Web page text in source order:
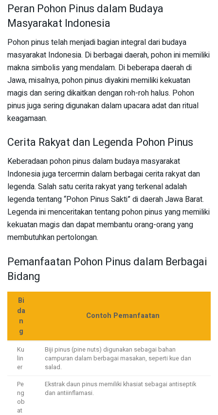
Peran Pohon Pinus dalam Budaya
Masyarakat Indonesia
Pohon pinus telah menjadi bagian integral dari budaya
masyarakat Indonesia. Di berbagai daerah, pohon ini memiliki
makna simbolis yang mendalam. Di beberapa daerah di
Jawa, misalnya, pohon pinus diyakini memiliki kekuatan
magis dan sering dikaitkan dengan roh-roh halus. Pohon
pinus juga sering digunakan dalam upacara adat dan ritual
keagamaan.
Cerita Rakyat dan Legenda Pohon Pinus
Keberadaan pohon pinus dalam budaya masyarakat
Indonesia juga tercermin dalam berbagai cerita rakyat dan
legenda. Salah satu cerita rakyat yang terkenal adalah
legenda tentang “Pohon Pinus Sakti” di daerah Jawa Barat.
Legenda ini menceritakan tentang pohon pinus yang memiliki
kekuatan magis dan dapat membantu orang-orang yang
membutuhkan pertolongan.
Pemanfaatan Pohon Pinus dalam Berbagai
Bidang
Bi
da
n
g
Contoh Pemanfaatan
Ku
lin
er
Biji pinus (pine nuts) digunakan sebagai bahan
campuran dalam berbagai masakan, seperti kue dan
salad.
Pe
ng
ob
at
Ekstrak daun pinus memiliki khasiat sebagai antiseptik
dan antiinflamasi.